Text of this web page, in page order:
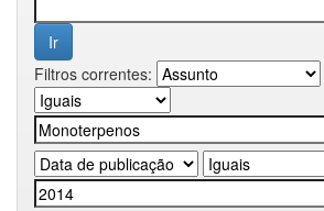
Filtros correntes: